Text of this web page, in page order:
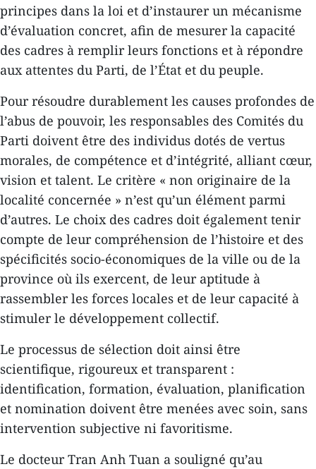
principes dans la loi et d’instaurer un mécanisme
d’évaluation concret, afin de mesurer la capacité
des cadres à remplir leurs fonctions et à répondre
aux attentes du Parti, de l’État et du peuple.
Pour résoudre durablement les causes profondes de
l’abus de pouvoir, les responsables des Comités du
Parti doivent être des individus dotés de vertus
morales, de compétence et d’intégrité, alliant cœur,
vision et talent. Le critère « non originaire de la
localité concernée » n’est qu’un élément parmi
d’autres. Le choix des cadres doit également tenir
compte de leur compréhension de l’histoire et des
spécificités socio-économiques de la ville ou de la
province où ils exercent, de leur aptitude à
rassembler les forces locales et de leur capacité à
stimuler le développement collectif.
Le processus de sélection doit ainsi être
scientifique, rigoureux et transparent :
identification, formation, évaluation, planification
et nomination doivent être menées avec soin, sans
intervention subjective ni favoritisme.
Le docteur Tran Anh Tuan a souligné qu’au